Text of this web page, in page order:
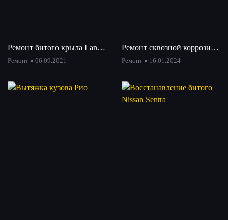
Ремонт битого крыла Lancer
Ремонт 06.09.2021
Ремонт сквозной коррозии двери без сварки
Ремонт 16.01.2024